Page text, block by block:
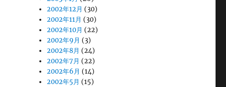
2002年12月 (30)
2002年11月 (30)
2002年10月 (22)
2002年9月 (3)
2002年8月 (24)
2002年7月 (22)
2002年6月 (14)
2002年5月 (15)